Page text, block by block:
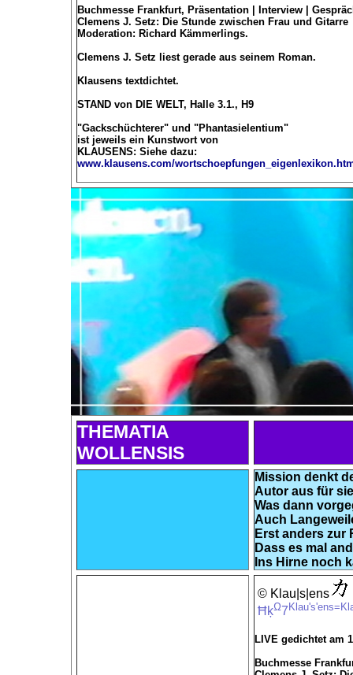
Buchmesse Frankfurt, Präsentation | Interview |
Clemens J. Setz: Die Stunde zwischen Frau und Gitarre
Moderation: Richard Kämmerlings.
Clemens J. Setz liest gerade aus seinem Roman.
Klausens textdichtet.
STAND von DIE WELT, Halle 3.1., H9
"Gackschüchterer" und "Phantasielentium"
ist jeweils ein Kunstwort von
KLAUSENS: Siehe dazu:
www.klausens.com/
THEMATIA
WOLLENSIS
Mission denkt
Autor aus für sie
Was dann
Auch
Erst anders zur
Dass es mal
Ins Hirne noch
© Klau|s|ens
ĦķΩ7
LIVE gedichtet am
Buchmesse